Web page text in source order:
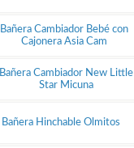
Bañera Cambiador Bebé con
Cajonera Asia Cam
Bañera Cambiador New Little
Star Micuna
Bañera Hinchable Olmitos